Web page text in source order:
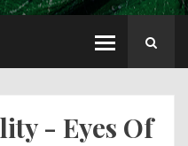
- Eyes Of